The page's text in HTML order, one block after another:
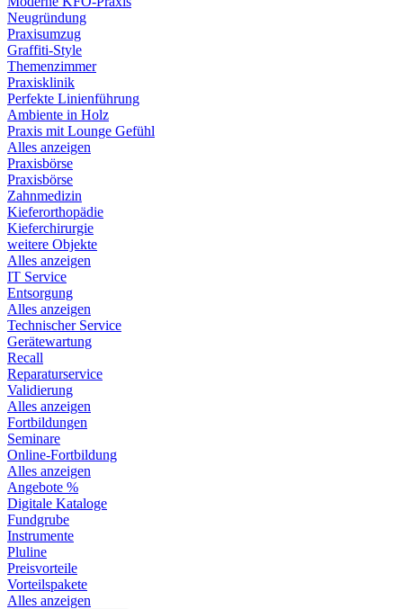
Neugründung
Praxisumzug
Graffiti-Style
Themenzimmer
Praxisklinik
Perfekte Linienführung
Ambiente in Holz
Praxis mit Lounge Gefühl
Alles anzeigen
Praxisbörse
Praxisbörse
Zahnmedizin
Kieferorthopädie
Kieferchirurgie
weitere Objekte
Alles anzeigen
IT Service
Entsorgung
Alles anzeigen
Technischer Service
Gerätewartung
Recall
Reparaturservice
Validierung
Alles anzeigen
Fortbildungen
Seminare
Online-Fortbildung
Alles anzeigen
Angebote %
Digitale Kataloge
Fundgrube
Instrumente
Pluline
Preisvorteile
Vorteilspakete
Alles anzeigen